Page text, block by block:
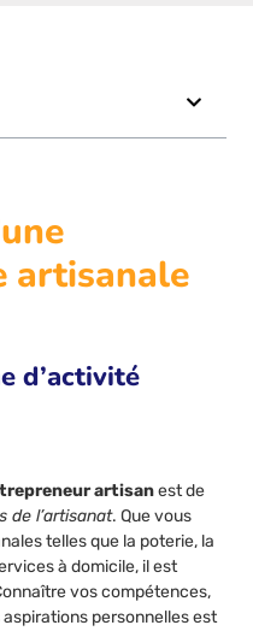
artisanale
d’activité
artisanest de
de l’artisanat. Que vous
telles que la poterie, la
à domicile, il est
vos compétences,
personnelles est